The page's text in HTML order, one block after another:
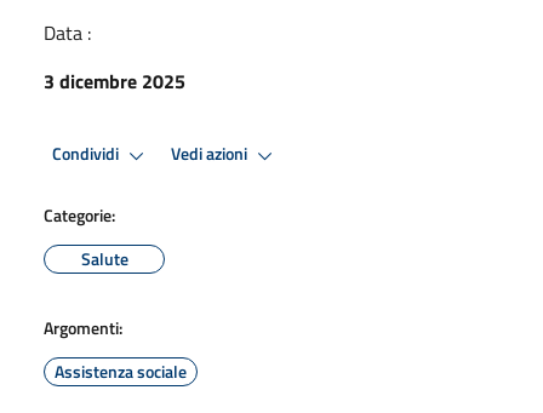
Data :
3 dicembre 2025
Condividi Vedi azioni
Categorie:
Salute
Argomenti:
Assistenza sociale